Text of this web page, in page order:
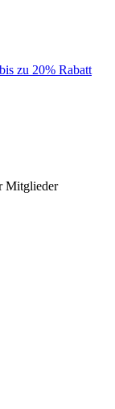
zu 20% Rabatt
Mitglieder